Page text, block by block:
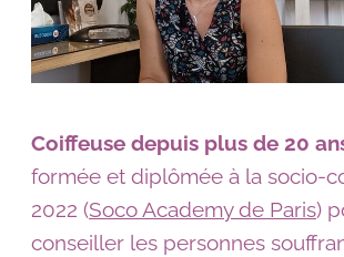
Coiffeuse depuis plus de 20
formée et diplômée à la socio-
2022 (Soco Academy de Paris)
conseiller les personnes